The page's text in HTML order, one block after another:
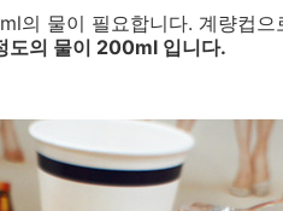
의 물이 필요합니다. 계량컵
도의 물이 200ml 입니다.